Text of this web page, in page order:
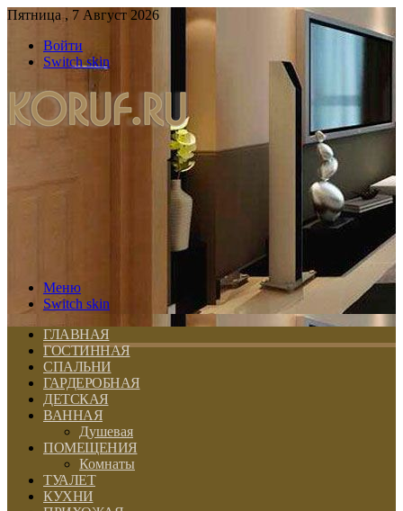
Пятница , 7 Август 2026
Войти
Switch skin
Меню
Switch skin
ГЛАВНАЯ
ГОСТИННАЯ
СПАЛЬНИ
ГАРДЕРОБНАЯ
ДЕТСКАЯ
ВАННАЯ
Душевая
ПОМЕЩЕНИЯ
Комнаты
ТУАЛЕТ
КУХНИ